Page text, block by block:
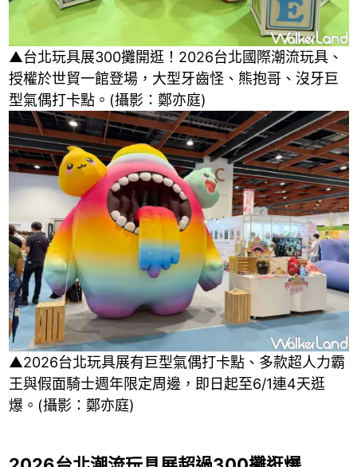
▲台北玩具展300攤開逛！2026台北國際潮流玩具、
授權於世貿一館登場，大型牙齒怪、熊抱哥、沒牙巨
型氣偶打卡點。(攝影：鄭亦庭)
▲2026台北玩具展有巨型氣偶打卡點、多款超人力霸
王與假面騎士週年限定周邊，即日起至6/1連4天逛
爆。(攝影：鄭亦庭)